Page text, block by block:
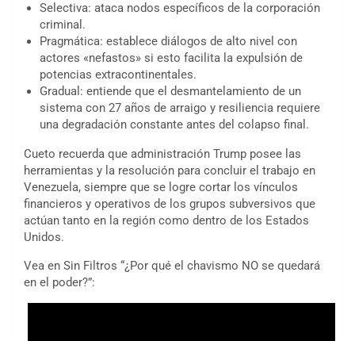
Selectiva: ataca nodos específicos de la corporación
criminal.
Pragmática: establece diálogos de alto nivel con
actores «nefastos» si esto facilita la expulsión de
potencias extracontinentales.
Gradual: entiende que el desmantelamiento de un
sistema con 27 años de arraigo y resiliencia requiere
una degradación constante antes del colapso final.
Cueto recuerda que administración Trump posee las
herramientas y la resolución para concluir el trabajo en
Venezuela, siempre que se logre cortar los vínculos
financieros y operativos de los grupos subversivos que
actúan tanto en la región como dentro de los Estados
Unidos.
Vea en Sin Filtros “¿Por qué el chavismo NO se quedará
en el poder?”: